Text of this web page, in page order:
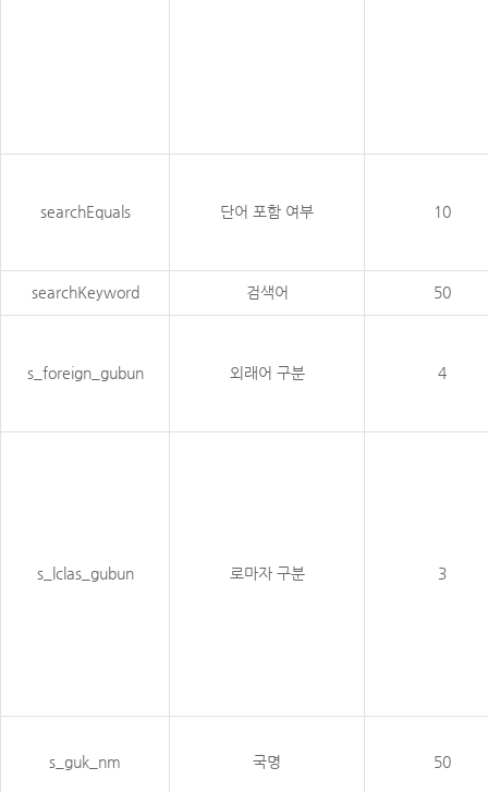
searchEquals 단어 포함 여부 10
searchKeyword 검색어 50
s_foreign_gubun 외래어 구분 4
s_lclas_gubun 로마자 구분 3
s_guk_nm 국명 50